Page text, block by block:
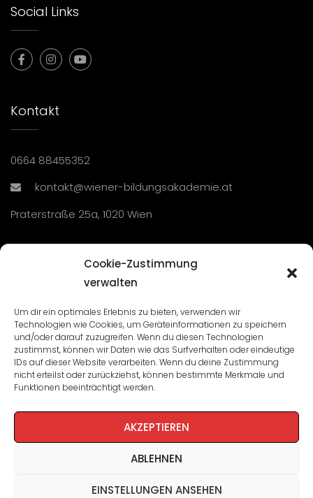
Cookie-Zustimmung
verwalten
Um dir ein optimales Erlebnis zu bieten, verwenden wir
Technologien wie Cookies, um Geräteinformationen zu speichern
und/oder darauf zuzugreifen. Wenn du diesen Technologien
zustimmst, können wir Daten wie das Surfverhalten oder eindeutige
IDs auf dieser Website verarbeiten. Wenn du deine Zustimmung
nicht erteilst oder zurückziehst, können bestimmte Merkmale und
Funktionen beeinträchtigt werden.
AKZEPTIEREN
ABLEHNEN
EINSTELLUNGEN ANSEHEN
Social Links
Kontakt
0664 88455352
kontakt@wiener-bildungsakademie.at
Praterstraße 25a, 1020 Wien
Seminare und Veranstaltungen
Lehrgänge
WBA: Direktion und Team
Impressum/Datenschutz
Cookie-Richtlinie